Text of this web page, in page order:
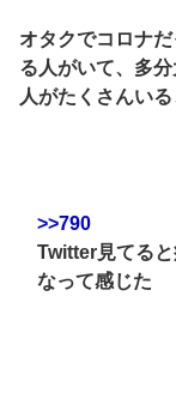
オタクでコロナ
る人がいて、多
人がたくさんい
>>790
Twitter見てる
なって感じた